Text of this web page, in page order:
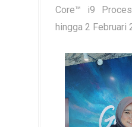
Core™ i9
hingga 2 Februari